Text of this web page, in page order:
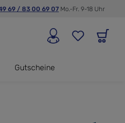
69 / 83 00 69 07 Mo.-Fr. 9-18 Uhr
Gutscheine